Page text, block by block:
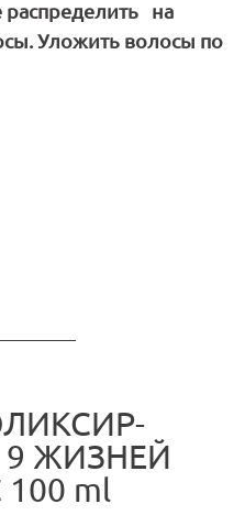
распределить на
Уложить волосы по
ЖИЗНЕЙ
ml